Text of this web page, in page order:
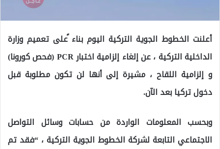
أعلنت الخطوط الجوية التركية اليوم بناء ًعلى تعميم وزارة
الداخلية التركية ، عن إلغاء إلزامية اختبار PCR (فحص كورونا)
و إلزامية اللقاح ، مشيرة إلى أنها لن تكون مطلوبة قبل
دخول تركيا بعد الآن.
وبحسب المعلومات الواردة من حسابات وسائل التواصل
الاجتماعي التابعة لشركة الخطوط الجوية التركية ، “فقد تم